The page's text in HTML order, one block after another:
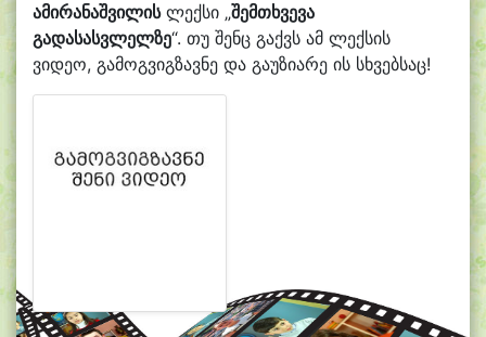
ამირანაშვილისლექსი „შემთხვევა
გადასასვლელზე“. თუ შენც გაქვს ამ ლექსის
ვიდეო, გამოგვიგზავნე და გაუზიარე ის სხვებსაც!